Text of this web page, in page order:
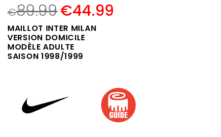
€89.99€44.99
MAILLOT INTER MILAN
VERSION DOMICILE
MODÈLE ADULTE
SAISON 1998/1999